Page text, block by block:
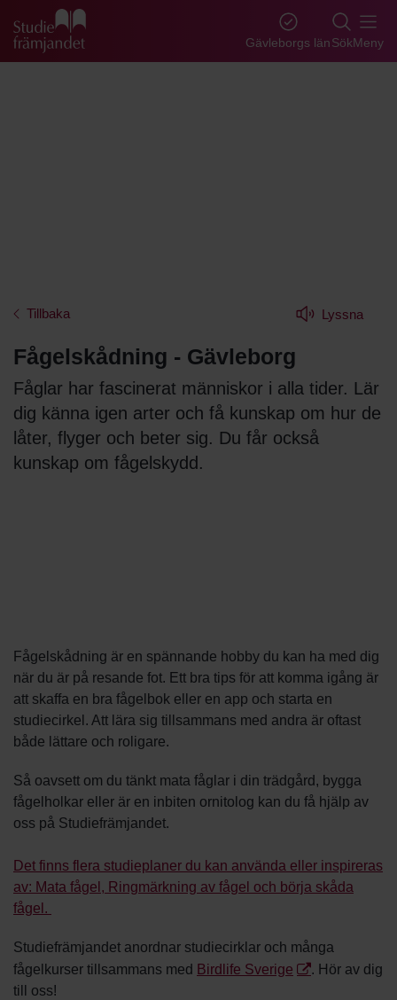
Gå till studiefrämjandets startsida Gävleborgs länSökMeny
Tillbaka Lyssna
Fågelskådning - Gävleborg
Fåglar har fascinerat människor i alla tider. Lär
dig känna igen arter och få kunskap om hur de
låter, flyger och beter sig. Du får också
kunskap om fågelskydd.
Fågelskådning är en spännande hobby du kan ha med dig
när du är på resande fot. Ett bra tips för att komma igång är
att skaffa en bra fågelbok eller en app och starta en
studiecirkel. Att lära sig tillsammans med andra är oftast
både lättare och roligare.
Så oavsett om du tänkt mata fåglar i din trädgård, bygga
fågelholkar eller är en inbiten ornitolog kan du få hjälp av
oss på Studiefrämjandet.
Det finns flera studieplaner du kan använda eller inspireras
av: Mata fågel, Ringmärkning av fågel och börja skåda
fågel.
Studiefrämjandet anordnar studiecirklar och många
fågelkurser tillsammans med Birdlife Sverige
. Hör av dig
till oss!